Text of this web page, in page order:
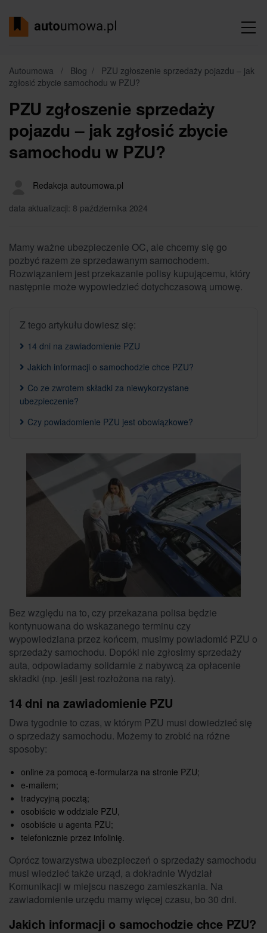
Autoumowa / Blog /
PZU zgłoszenie sprzedaży pojazdu – jak
zgłosić zbycie samochodu w PZU?
PZU zgłoszenie sprzedaży
pojazdu – jak zgłosić zbycie
samochodu w PZU?
Redakcja autoumowa.pl
data aktualizacji: 8 października 2024
Mamy ważne ubezpieczenie OC, ale chcemy się go
pozbyć razem ze sprzedawanym samochodem.
Rozwiązaniem jest przekazanie polisy kupującemu, który
następnie może wypowiedzieć dotychczasową umowę.
Z tego artykułu dowiesz się:
14 dni na zawiadomienie PZU
Jakich informacji o samochodzie chce PZU?
Co ze zwrotem składki za niewykorzystane
ubezpieczenie?
Czy powiadomienie PZU jest obowiązkowe?
Bez względu na to, czy przekazana polisa będzie
kontynuowana do wskazanego terminu czy
wypowiedziana przez końcem, musimy powiadomić PZU o
sprzedaży samochodu. Dopóki nie zgłosimy sprzedaży
auta, odpowiadamy solidarnie z nabywcą za opłacenie
składki (np. jeśli jest rozłożona na raty).
14 dni na zawiadomienie PZU
Dwa tygodnie to czas, w którym PZU musi dowiedzieć się
o sprzedaży samochodu. Możemy to zrobić na różne
sposoby:
online za pomocą e-formularza na stronie PZU;
e-mailem;
tradycyjną pocztą;
osobiście w oddziale PZU,
osobiście u agenta PZU;
telefonicznie przez infolinię.
Oprócz towarzystwa ubezpieczeń o sprzedaży samochodu
musi wiedzieć także urząd, a dokładnie Wydział
Komunikacji w miejscu naszego zamieszkania. Na
zawiadomienie urzędu mamy więcej czasu, bo 30 dni.
Jakich informacji o samochodzie chce PZU?